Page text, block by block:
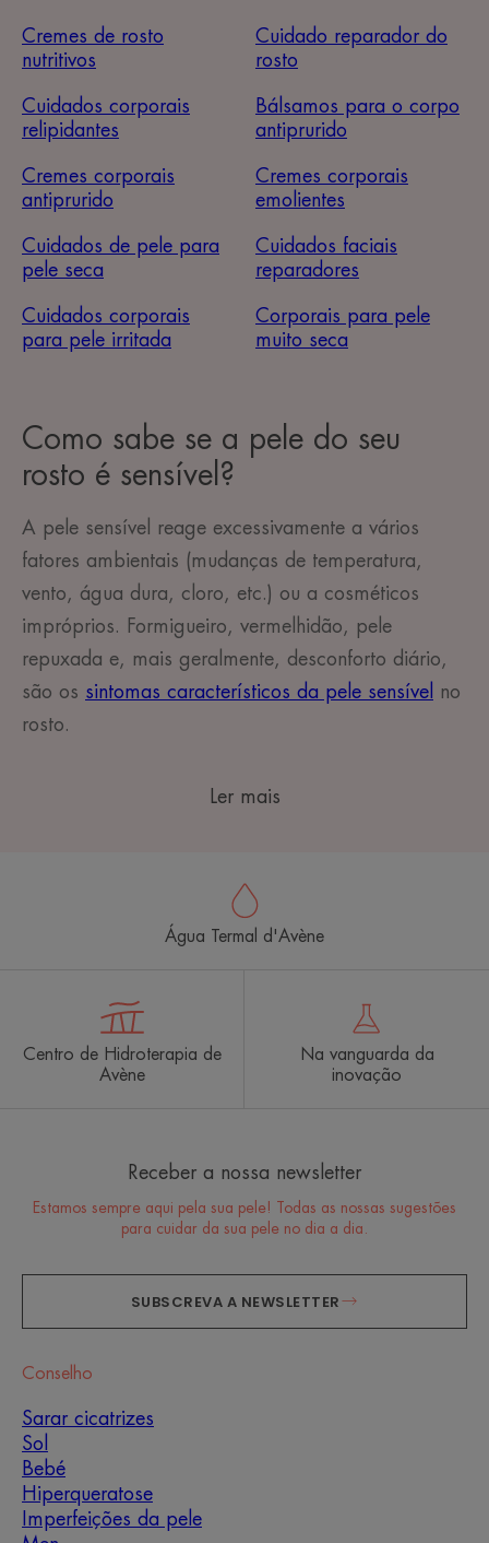
Cremes de rosto
nutritivos
Cuidado reparador do
rosto
Cuidados corporais
relipidantes
Bálsamos para o corpo
antiprurido
Cremes corporais
antiprurido
Cremes corporais
emolientes
Cuidados de pele para
pele seca
Cuidados faciais
reparadores
Cuidados corporais
para pele irritada
Corporais para pele
muito seca
Como sabe se a pele do seu
rosto é sensível?
A pele sensível reage excessivamente a vários
fatores ambientais (mudanças de temperatura,
vento, água dura, cloro, etc.) ou a cosméticos
impróprios. Formigueiro, vermelhidão, pele
repuxada e, mais geralmente, desconforto diário,
são os sintomas característicos da pele sensível
no
rosto.
Ler mais
Água Termal d'Avène
Centro de Hidroterapia de
Avène
Na vanguarda da
inovação
Receber a nossa newsletter
Estamos sempre aqui pela sua pele! Todas as nossas sugestões
para cuidar da sua pele no dia a dia.
SUBSCREVA A NEWSLETTER
Conselho
Sarar cicatrizes
Sol
Bebé
Hiperqueratose
Imperfeições da pele